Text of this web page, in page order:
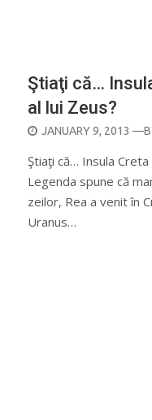
Ştiaţi că…
al lui Zeus?
POSTED
JANUARY 9, 2013
Ştiaţi că… Insula
Legenda spune că
zeilor, Rea a venit în
Uranus…